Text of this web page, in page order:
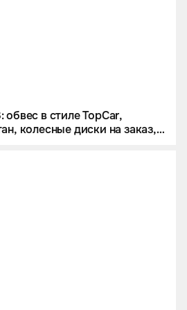
в стиле TopCar,
колесные диски на заказ,